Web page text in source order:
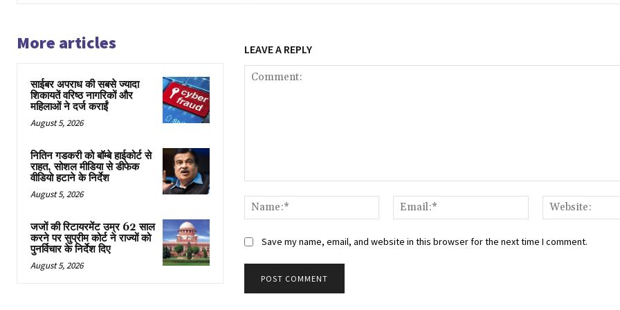
More articles
साईबर अपराध की सबसे ज्यादा
शिकायतें वरिष्ठ नागरिकों और
महिलाओं ने दर्ज कराईं
August 5, 2026
नितिन गडकरी को बॉम्बे हाईकोर्ट से
राहत, सोशल मीडिया से डीफेक
वीडियो हटाने के निर्देश
August 5, 2026
जजों की रिटायरमेंट उम्र 62 साल
करने पर सुप्रीम कोर्ट ने राज्यों को
पुनर्विचार के निर्देश दिए
August 5, 2026
LEAVE A REPLY
Name:*
Email:*
Save my name, email, and website in this browser for the next time I comment.